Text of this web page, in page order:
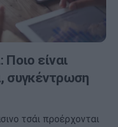
είναι
συγκέντρωση
τσάι προέρχονται